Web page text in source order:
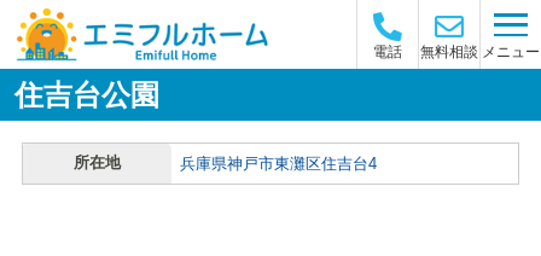
電話 無料相談 メニュー
住吉台公園
所在地 兵庫県神戸市東灘区住吉台4